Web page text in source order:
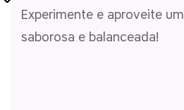
Experimente e aproveite
saborosa e balanceada!